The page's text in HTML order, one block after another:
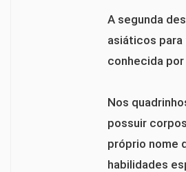
A segunda
asiáticos para
conhecida por
Nos
possuir
próprio nome
habilidades